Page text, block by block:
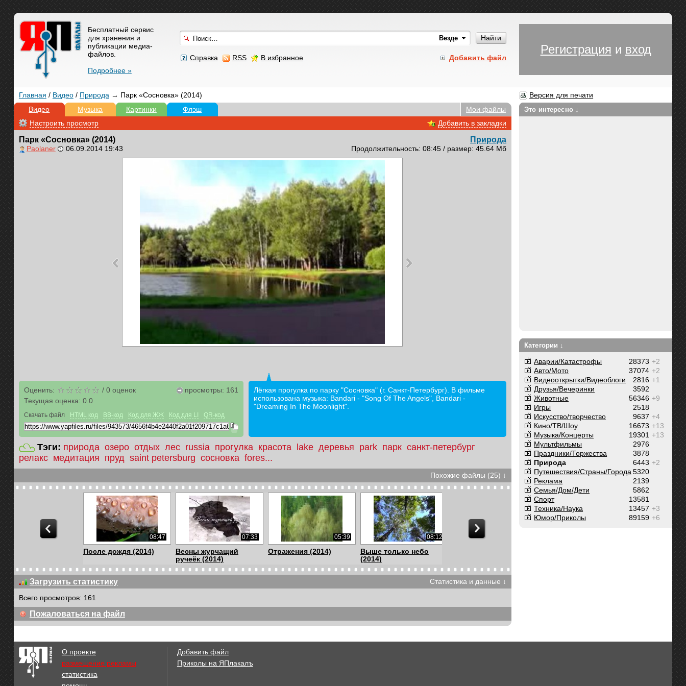
Найти
Добавить файл
Справка RSS В избранное
Бесплатный сервис
для хранения и
публикации медиа-
файлов.
Подробнее »
Регистрация и вход
Главная / Видео/ Природа → Парк «Сосновка» (2014)
Версия для печати
Видео
Музыка Картинки Флэш
Мои файлы
Настроить просмотр
Добавить в закладки
Парк «Сосновка» (2014)
Paolaner 06.09.2014 19:43
Природа
Продолжительность: 08:45 / размер: 45.64 Мб
Оценить: / 0оценок
Текущая оценка: 0.0
просмотры: 161
Скачать файл HTML код BB-код Код для ЖЖ Код для LI QR-код
Лёгкая прогулка по парку "Сосновка" (г. Санкт-Петербург). В фильме
использована музыка: Bandari - "Song Of The Angels", Bandari -
"Dreaming In The Moonlight".
Тэги: природа озеро отдых лес russia прогулка красота lake деревья park парк санкт-петербург
релакс медитация пруд saint petersburg сосновка fores...
Похожие файлы (25) ↓
08:47
После дождя (2014)
07:33
Весны журчащий
ручеёк (2014)
05:39
Отражения (2014)
08:12
Выше только небо
(2014)
06:02
Нежные цветки клюквы
09:14
Ледяные узоры (2014)
09:14
Макромир. Часть 3
08:54
Переменная
Загрузить статистику
Статистика и данные ↓
Всего просмотров: 161
Пожаловаться на файл
Это интересно ↓
Категории ↓
+2
28373
Аварии/Катастрофы
+2
37074
Авто/Мото
+1
2816
Видеооткрытки/Видеоблоги
3592
Друзья/Вечеринки
+9
56346
Животные
2518
Игры
+4
9637
Искусство/творчество
+13
16673
Кино/ТВ/Шоу
+13
19301
Музыка/Концерты
2976
Мультфильмы
3878
Праздники/Торжества
+2
6443
Природа
5320
Путешествия/Cтраны/Города
2139
Реклама
5862
Семья/Дом/Дети
13581
Спорт
+3
13457
Техника/Наука
+6
89159
Юмор/Приколы
О проекте
размещение рекламы
статистика
Добавить файл
Приколы на ЯПлакалъ